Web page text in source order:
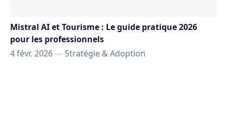
Mistral AI et Tourisme : Le guide pratique 2026
pour les professionnels
4 févr. 2026—Stratégie & Adoption